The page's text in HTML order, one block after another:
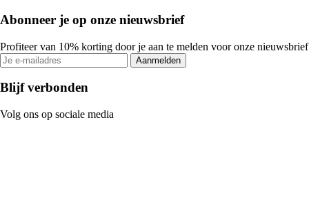
Abonneer je op onze nieuwsbrief
Profiteer van 10% korting door je aan te melden voor onze nieuwsbrief
Aanmelden
Blijf verbonden
Volg ons op sociale media